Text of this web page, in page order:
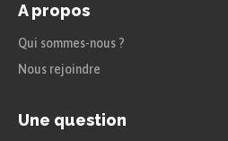
A propos
Qui sommes-nous ?
Nous rejoindre
Une question